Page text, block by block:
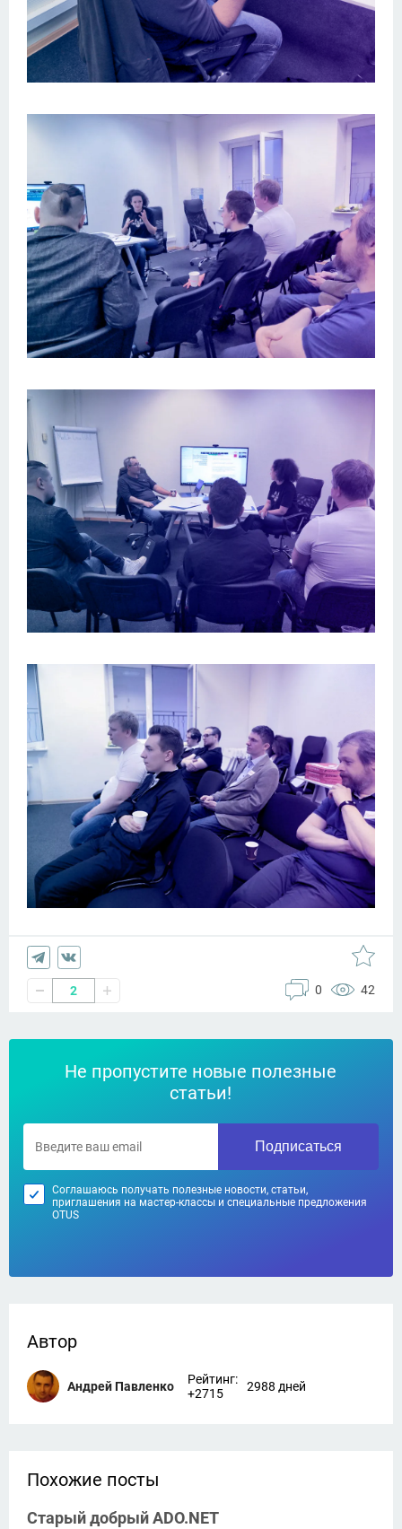
2 0 42
Не пропустите новые полезные
статьи!
Подписаться
Соглашаюсь получать полезные новости, статьи,
приглашения на мастер-классы и специальные предложения
OTUS
Автор
Андрей Павленко
Рейтинг:
+2715
2988 дней
Похожие посты
Старый добрый ADO.NET